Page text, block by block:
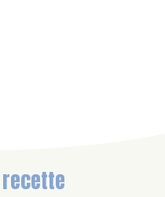
recette